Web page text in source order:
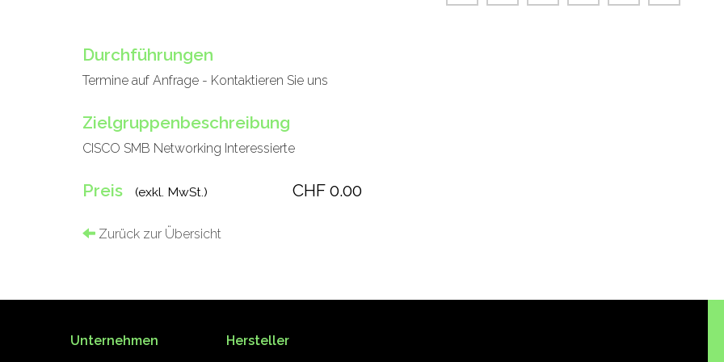
Durchführungen
Termine auf Anfrage - Kontaktieren Sie uns
Zielgruppenbeschreibung
CISCO SMB Networking Interessierte
Preis (exkl. MwSt.) CHF 0.00
Zurück zur Übersicht
Unternehmen Hersteller